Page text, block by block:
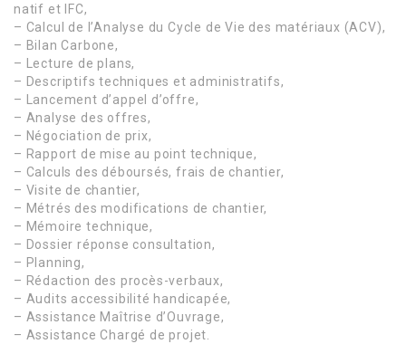
natif et IFC,
– Calcul de l’Analyse du Cycle de Vie des matériaux (ACV),
– Bilan Carbone,
– Lecture de plans,
– Descriptifs techniques et administratifs,
– Lancement d’appel d’offre,
– Analyse des offres,
– Négociation de prix,
– Rapport de mise au point technique,
– Calculs des déboursés, frais de chantier,
– Visite de chantier,
– Métrés des modifications de chantier,
– Mémoire technique,
– Dossier réponse consultation,
– Planning,
– Rédaction des procès-verbaux,
– Audits accessibilité handicapée,
– Assistance Maîtrise d’Ouvrage,
– Assistance Chargé de projet.